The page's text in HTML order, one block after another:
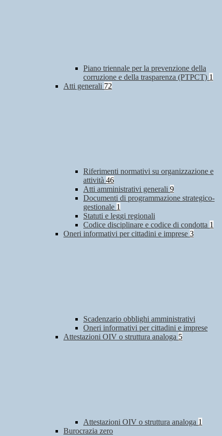
Piano triennale per la prevenzione della
corruzione e della trasparenza (PTPCT) 1
Atti generali 72
Riferimenti normativi su organizzazione e
attività 46
Atti amministrativi generali 9
Documenti di programmazione strategico-
gestionale 1
Statuti e leggi regionali
Codice disciplinare e codice di condotta 1
Oneri informativi per cittadini e imprese 3
Scadenzario obblighi amministrativi
Oneri informativi per cittadini e imprese
Attestazioni OIV o struttura analoga 5
Attestazioni OIV o struttura analoga 1
Burocrazia zero